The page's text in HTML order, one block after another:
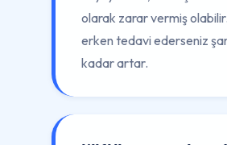
olarak zarar vermiş
erken tedavi ederseniz
kadar artar.